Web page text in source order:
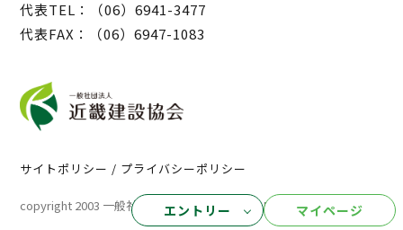
エントリー マイページ
代表TEL：（06）6941-3477
代表FAX：（06）6947-1083
サイトポリシー / プライバシーポリシー
copyright 2003 一般社団法人 近畿建設協会 All Rights Reserved.